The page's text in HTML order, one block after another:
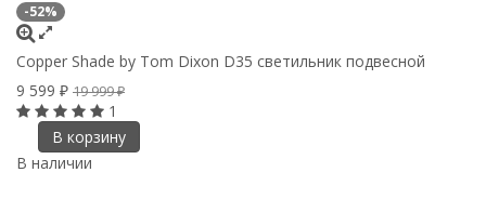
-52%
Copper Shade by Tom Dixon D35 светильник подвесной
9 599 ₽ 19 999₽
1
В корзину
В наличии